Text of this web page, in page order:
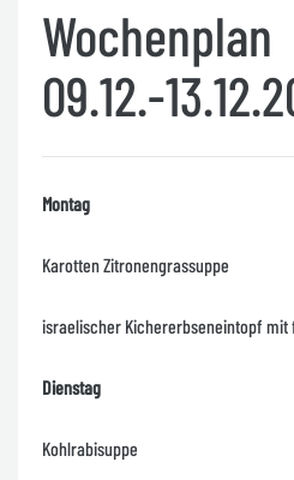
Wochenplan
09.12.-
Montag
Karotten Zitronengrassuppe
israelischer Kichererbseneintopf mit
Dienstag
Kohlrabisuppe